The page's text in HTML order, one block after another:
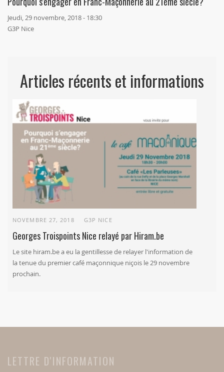
Jeudi, 29 novembre, 2018 - 18:30
G3P Nice
Articles récents et informations
NOVEMBRE 27, 2018 G3P NICE
Georges Troispoints Nice relayé par Hiram.be
Le site hiram.bea eu la gentillesse de relayer l'information de
la tenue du premier café maçonnique niçois le 29 novembre
prochain.
LETTRE D'INFORMATION